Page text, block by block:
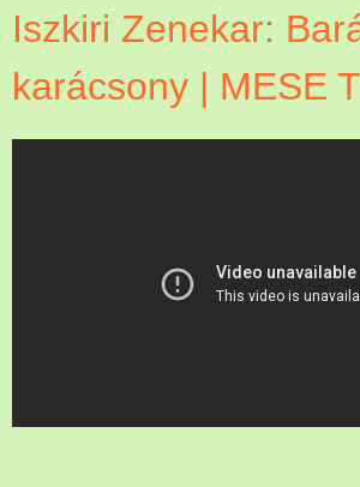
Iszkiri Zenekar:
karácsony | MESE